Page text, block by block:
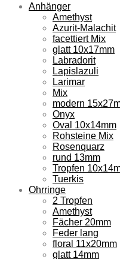
Anhänger
Amethyst
Azurit-Malachit
facettiert Mix
glatt 10x17mm
Labradorit
Lapislazuli
Larimar
Mix
modern
Onyx
Oval 10x14mm
Rohsteine Mix
Rosenquarz
rund 13mm
Tropfen
Tuerkis
Ohrringe
2 Tropfen
Amethyst
Fächer 20mm
Feder lang
floral 11x20mm
glatt 14mm